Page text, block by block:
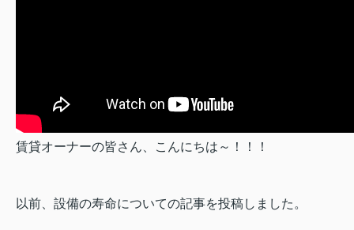
賃貸オーナーの皆さん、こんにちは～！！！
以前、設備の寿命についての記事を投稿しました。